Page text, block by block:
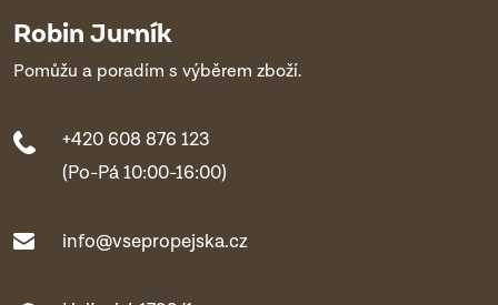
Robin Jurník
Pomůžu a poradím s výběrem zboží.
+420 608 876 123
(Po-Pá 10:00-16:00)
info@vsepropejska.cz